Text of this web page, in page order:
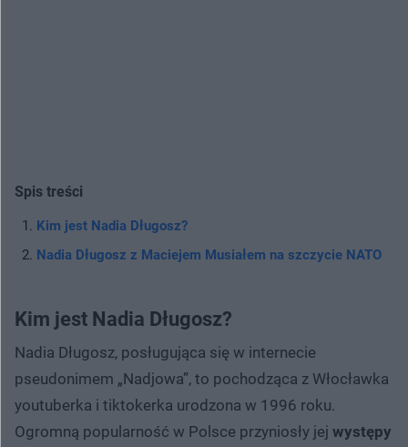
Spis treści
Kim jest Nadia Długosz?
Nadia Długosz z Maciejem Musiałem na szczycie NATO
Kim jest Nadia Długosz?
Nadia Długosz, posługująca się w internecie
pseudonimem „Nadjowa”, to pochodząca z Włocławka
youtuberka i tiktokerka urodzona w 1996 roku.
Ogromną popularność w Polsce przyniosły jej występy